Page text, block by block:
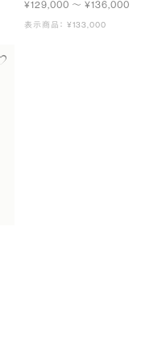
¥129,000 〜 ¥136,000
表示商品： ¥133,000